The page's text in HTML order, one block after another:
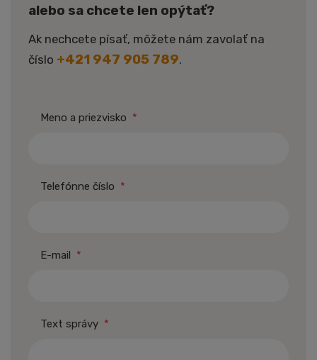
alebo sa chcete len opýtať?
Ak nechcete písať, môžete nám zavolať na
číslo +421 947 905 789.
Meno a priezvisko *
Telefónne číslo *
E-mail *
Text správy *